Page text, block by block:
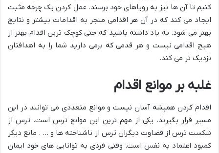
کنیم تا آن ها نیز به رویاهای خود برسند. عمل کردن یک چرخه مثبت
ایجاد می کند که در آن هر اقدامی منجر به اقدامات بیشتر و نتایج
بهتر می شود. به یاد داشته باشید که حتی کوچک ترین اقدام بهتر از
هیچ اقدامی نیست و هر قدمی که برمی دارید شما را به اهدافتان
نزدیک تر می کند.
غلبه بر موانع اقدام
اقدام کردن همیشه آسان نیست و موانع متعددی می توانند در این
مسیر قرار بگیرند. یکی از مهم ترین این موانع ترس است. ترس از
شکست ترس از قضاوت دیگران ترس از ناشناخته ها و … . مانع دیگر
کمبود اعتماد به نفس است. وقتی فردی به توانایی های خود ایمان